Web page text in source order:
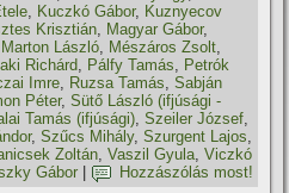
, Kuczkó Gábor, Kuznyecov
Krisztián, Magyar Gábor,
Marton László, Mészáros Zsolt,
Richárd, Pálfy Tamás, Petrók
Imre, Ruzsa Tamás,Sabján
Péter,Sütő László (ifjúsági -
Tamás (ifjúsági),Szeiler József,
,Szűcs Mihály,Szurgent Lajos,
Zoltán,Vaszil Gyula,Viczkó
Gábor Hozzászólás most!